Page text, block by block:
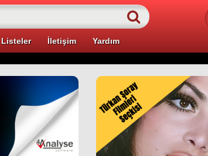
Listeler İletişim Yardım